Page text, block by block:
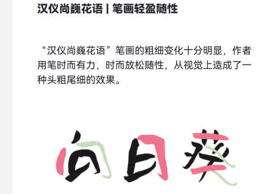
汉仪尚巍花语 | 笔画轻盈随性
“汉仪尚巍花语”笔画的粗细变化十分明显，作者
用笔时而有力，时而放松随性，从视觉上造成了一
种头粗尾细的效果。